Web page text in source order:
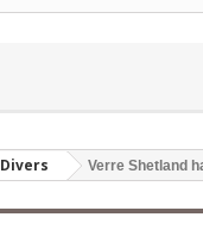
Divers Verre Shetland